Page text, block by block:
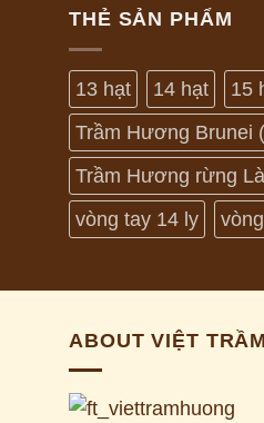
THẺ SẢN PHẨM
13 hạt 14 hạt 15
Trầm Hương Brunei
Trầm Hương rừng
vòng tay 14 ly
ABOUT VIỆT